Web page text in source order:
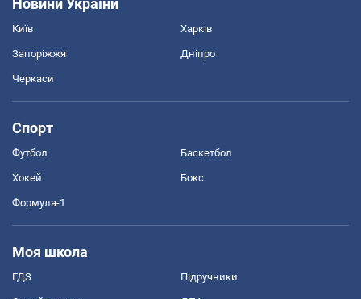
Київ Харків
Запоріжжя Дніпро
Черкаси
Спорт
Футбол Баскетбол
Хокей Бокс
Формула-1
Моя школа
ГДЗ Підручники